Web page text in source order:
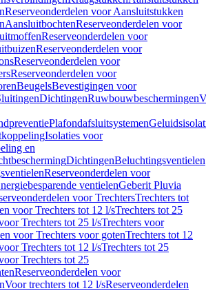
Reserveonderdelen voor Aansluitstukken
AansluitbochtenReserveonderdelen voor
Reserveonderdelen voor
Reserveonderdelen voor
Reserveonderdelen voor
Reserveonderdelen voor
BeugelsBevestigingen voor
DichtingenRuwbouwbeschermingen
Plafondafsluitsystemen
Isolaties voor
en
DichtingenBeluchtingsventielen
Reserveonderdelen voor
ventielenGeberit Pluvia
voor TrechtersTrechters tot
voor Trechters tot 12 l/sTrechters tot 25
Trechters tot 25 l/sTrechters voor
voor Trechters voor gotenTrechters tot 12
Trechters tot 12 l/sTrechters tot 25
Trechters tot 25
Reserveonderdelen voor
Voor trechters tot 12 l/sReserveonderdelen